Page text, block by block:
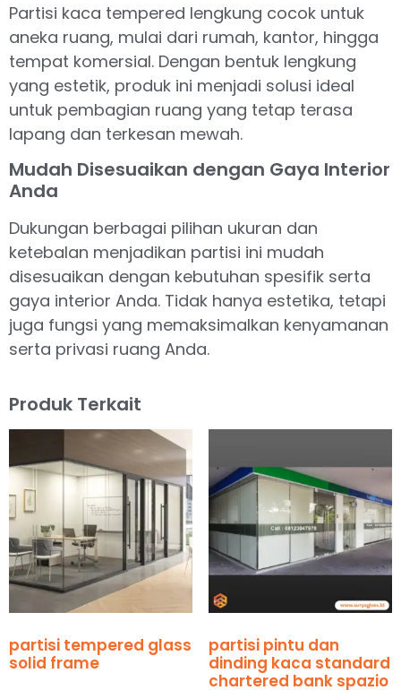
Partisi kaca tempered lengkung cocok untuk
aneka ruang, mulai dari rumah, kantor, hingga
tempat komersial. Dengan bentuk lengkung
yang estetik, produk ini menjadi solusi ideal
untuk pembagian ruang yang tetap terasa
lapang dan terkesan mewah.
Mudah Disesuaikan dengan Gaya Interior
Anda
Dukungan berbagai pilihan ukuran dan
ketebalan menjadikan partisi ini mudah
disesuaikan dengan kebutuhan spesifik serta
gaya interior Anda. Tidak hanya estetika, tetapi
juga fungsi yang memaksimalkan kenyamanan
serta privasi ruang Anda.
Produk Terkait
partisi tempered glass
solid frame
partisi pintu dan
dinding kaca standard
chartered bank spazio